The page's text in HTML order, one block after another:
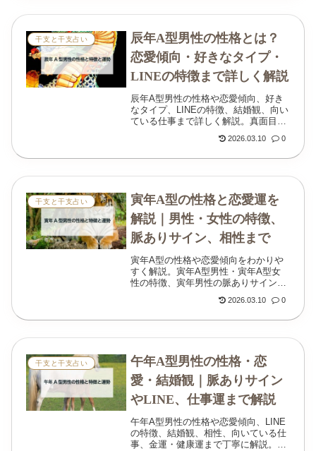
干支と干支占い
辰年A型男性の性格とは？
恋愛傾向・好きなタイプ・
LINEの特徴まで詳しく解説
辰年A型男性の性格や恋愛傾向、好き
なタイプ、LINEの特徴、結婚観、向い
ている仕事まで詳しく解説。真面目で
ではの魅力と本音をわかりやすくまと
2026.03.10 0
干支と干支占い
寅年A型の性格と恋愛運を
解説｜男性・女性の特徴、
脈ありサイン、相性まで
寅年A型の性格や恋愛傾向をわかりや
すく解説。寅年A型男性・寅年A型女
性の特徴、寅年男性の脈ありサイン、
相性、仕事運、2026年の過ごし方まで
丁寧にまとめました。
2026.03.10 0
干支と干支占い
午年A型男性の性格・恋
愛・結婚観｜脈ありサイン
やLINE、仕事運まで解説
午年A型男性の性格や恋愛傾向、LINE
の特徴、結婚観、相性、向いている仕
事、金運・健康運まで丁寧に解説。慎